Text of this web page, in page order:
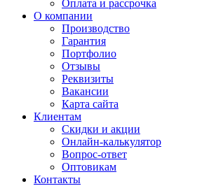
Оплата и рассрочка
О компании
Производство
Гарантия
Портфолио
Отзывы
Реквизиты
Вакансии
Карта сайта
Клиентам
Скидки и акции
Онлайн-калькулятор
Вопрос-ответ
Оптовикам
Контакты